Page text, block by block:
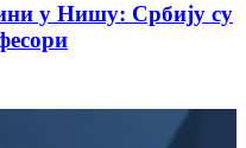
у Нишу: Србију су